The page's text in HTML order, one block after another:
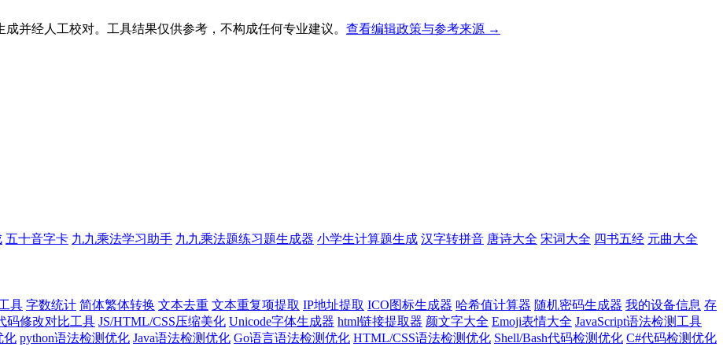
并经人工校对。工具结果仅供参考，不构成任何专业建议。 查看编辑政策与参考来源 →
五十音字卡 九九乘法学习助手 九九乘法题练习题生成器 小学生计算题生成 汉字转拼音 唐诗大全 宋词大全 四书五经 元曲大全
具 字数统计 简体繁体转换 文本去重 文本重复项提取 IP地址提取 ICO图标生成器 哈希值计算器 随机密码生成器 我的设备信息 存
码修改对比工具 JS/HTML/CSS压缩美化 Unicode字体生成器 html链接提取器 颜文字大全 Emoji表情大全 JavaScript语法检测工具
化 python语法检测优化 Java语法检测优化 Go语言语法检测优化 HTML/CSS语法检测优化 Shell/Bash代码检测优化 C#代码检测优化